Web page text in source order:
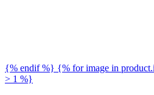
{% endif %} {% for image in
> 1 %}